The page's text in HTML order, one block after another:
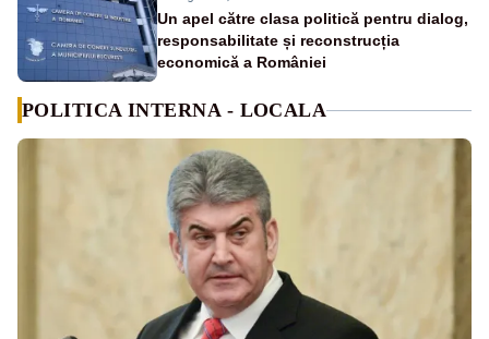
Un apel către clasa politică pentru dialog,
responsabilitate și reconstrucția
economică a României
POLITICA INTERNA - LOCALA